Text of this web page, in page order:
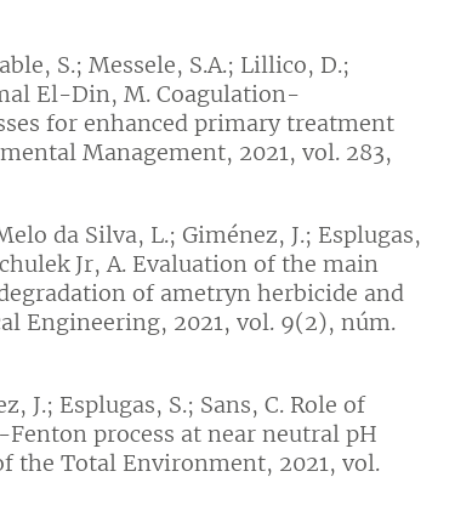
S.; Messele, S.A.; Lillico, D.;
El-Din, M. Coagulation-
for enhanced primary treatment
Management, 2021, vol. 283,
da Silva, L.; Giménez, J.; Esplugas,
Jr, A. Evaluation of the main
of ametryn herbicide and
Engineering, 2021, vol. 9(2), núm.
J.; Esplugas, S.; Sans, C. Role of
process at near neutral pH
the Total Environment, 2021, vol.